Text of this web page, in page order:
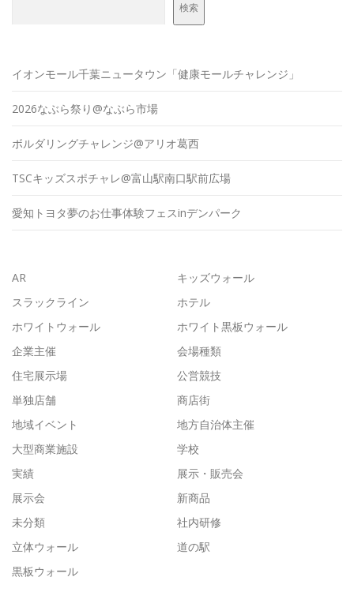
検索
イオンモール千葉ニュータウン「健康モールチャレンジ」
2026なぶら祭り@なぶら市場
ボルダリングチャレンジ@アリオ葛西
TSCキッズスポチャレ@富山駅南口駅前広場
愛知トヨタ夢のお仕事体験フェスinデンパーク
AR
キッズウォール
スラックライン
ホテル
ホワイトウォール
ホワイト黒板ウォール
企業主催
会場種類
住宅展示場
公営競技
単独店舗
商店街
地域イベント
地方自治体主催
大型商業施設
学校
実績
展示・販売会
展示会
新商品
未分類
社内研修
立体ウォール
道の駅
黒板ウォール